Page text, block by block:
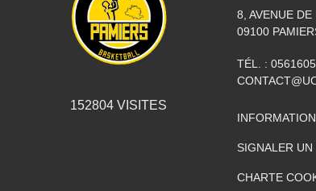
152804 VISITES
8, AVENUE DE
09100
TÉL. :
SIGNALER
CHARTE